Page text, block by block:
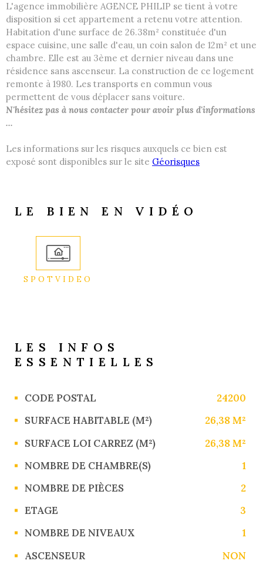
L'agence immobilière AGENCE PHILIP se tient à votre
disposition si cet appartement a retenu votre attention.
Habitation d'une surface de 26.38m² constituée d'un
espace cuisine, une salle d'eau, un coin salon de 12m² et une
chambre. Elle est au 3ème et dernier niveau dans une
résidence sans ascenseur. La construction de ce logement
remonte à 1980. Les transports en commun vous
permettent de vous déplacer sans voiture.
N'hésitez pas à nous contacter pour avoir plus d'informations
...
Les informations sur les risques auxquels ce bien est
exposé sont disponibles sur le site Géorisques
LE BIEN EN VIDÉO
SPOTVIDEO
LES INFOS
ESSENTIELLES
Caractérisque Valeurs
CODE POSTAL
24200
SURFACE HABITABLE (M²)
26,38 M²
SURFACE LOI CARREZ (M²)
26,38 M²
NOMBRE DE CHAMBRE(S)
1
NOMBRE DE PIÈCES
2
ETAGE
3
NOMBRE DE NIVEAUX
1
ASCENSEUR
NON